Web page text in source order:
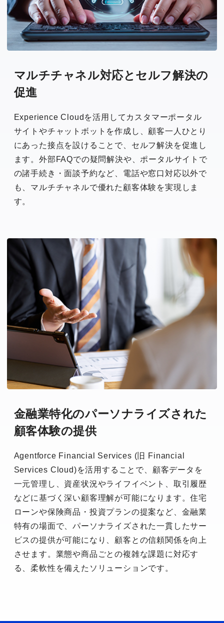
マルチチャネル対応とセルフ解決の
促進
Experience Cloudを活用してカスタマーポータル
サイトやチャットボットを作成し、顧客一人ひとり
にあった接点を設けることで、セルフ解決を促進し
ます。外部FAQでの疑問解決や、ポータルサイトで
の諸手続き・面談予約など、電話や窓口対応以外で
も、マルチチャネルで優れた顧客体験を実現しま
す。
金融業特化のパーソナライズされた
顧客体験の提供
Agentforce Financial Services (旧 Financial
Services Cloud)を活用することで、顧客データを
一元管理し、資産状況やライフイベント、取引履歴
などに基づく深い顧客理解が可能になります。住宅
ローンや保険商品・投資プランの提案など、金融業
特有の場面で、パーソナライズされた一貫したサー
ビスの提供が可能になり、顧客との信頼関係を向上
させます。業態や商品ごとの複雑な課題に対応す
る、柔軟性を備えたソリューションです。